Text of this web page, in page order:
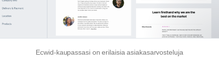
Ecwid-kaupassasi on erilaisia ​​asiakasarvosteluja